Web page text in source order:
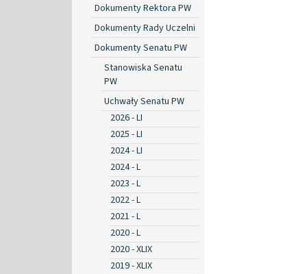
Dokumenty Rektora PW
Dokumenty Rady Uczelni
Dokumenty Senatu PW
Stanowiska Senatu
PW
Uchwały Senatu PW
2026 - LI
2025 - LI
2024 - LI
2024 - L
2023 - L
2022 - L
2021 - L
2020 - L
2020 - XLIX
2019 - XLIX